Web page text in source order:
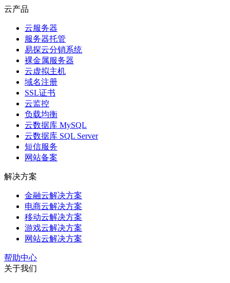
云产品
云服务器
服务器托管
易探云分销系统
裸金属服务器
云虚拟主机
域名注册
SSL证书
云监控
负载均衡
云数据库 MySQL
云数据库 SQL Server
短信服务
网站备案
解决方案
金融云解决方案
电商云解决方案
移动云解决方案
游戏云解决方案
网站云解决方案
帮助中心
关于我们